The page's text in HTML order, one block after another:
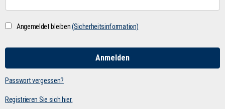
Angemeldet bleiben(Sicherheitsinformation)
Passwort vergessen?
Registrieren Sie sich hier.